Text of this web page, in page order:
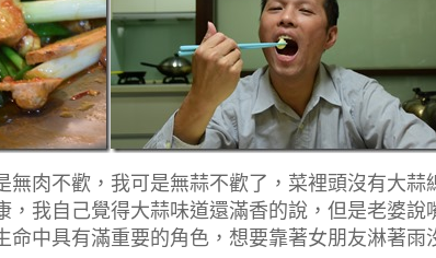
無肉不歡，我可是無蒜不歡了，菜裡頭沒有大蒜
，我自己覺得大蒜味道還滿香的說，但是老婆說
命中具有滿重要的角色，想要靠著女朋友淋著雨